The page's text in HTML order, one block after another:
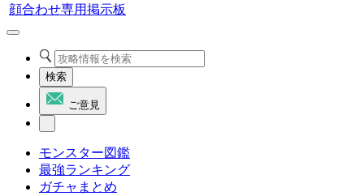
顔合わせ専用掲示板
検索
ご意見
モンスター図鑑
最強ランキング
ガチャまとめ